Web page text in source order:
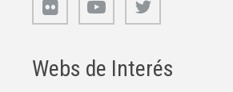
Webs de Interés